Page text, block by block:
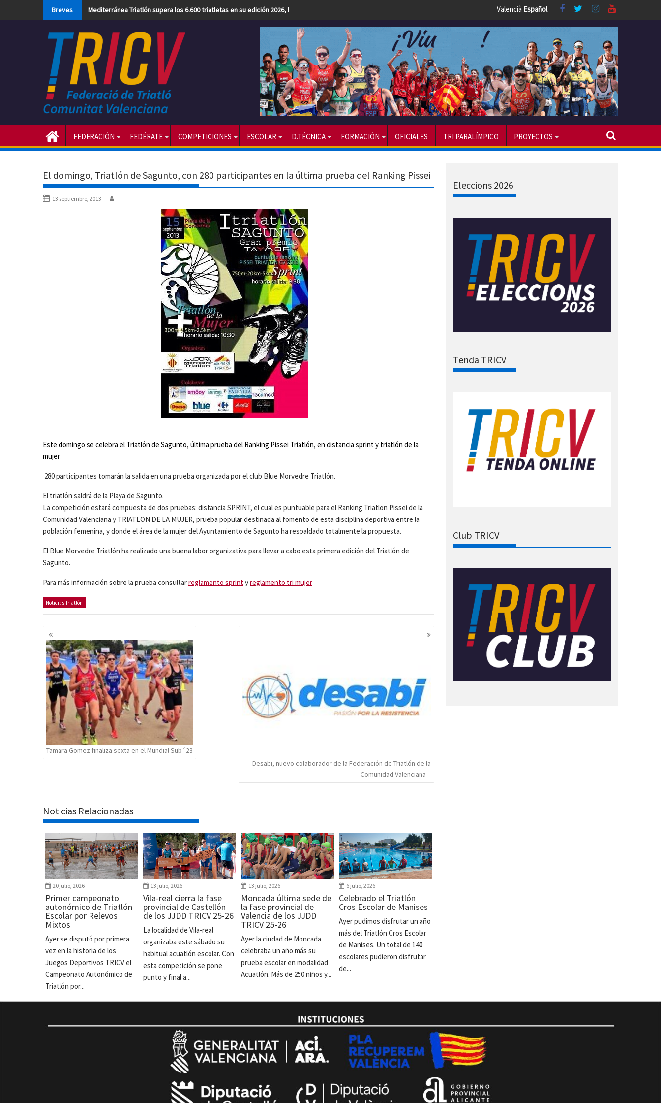
Breves Mediterránea Triatlón supera los 6.600 triatletas en su edición 2026, la más numerosa hasta la fecha Valencià Español
FEDERACIÓN FEDÉRATE COMPETICIONES ESCOLAR D.TÉCNICA FORMACIÓN OFICIALES TRI PARALÍMPICO PROYECTOS
El domingo, Triatlón de Sagunto, con 280 participantes en la última prueba del Ranking Pissei
13 septiembre, 2013
Este domingo se celebra el Triatlón de Sagunto, última prueba del Ranking Pissei Triatlón, en distancia sprint y triatlón de la
mujer.
280 participantes tomarán la salida en una prueba organizada por el club Blue Morvedre Triatlón.
El triatlón saldrá de la Playa de Sagunto.
La competición estará compuesta de dos pruebas: distancia SPRINT, el cual es puntuable para el Ranking Triatlon Pissei de la
Comunidad Valenciana y TRIATLON DE LA MUJER, prueba popular destinada al fomento de esta disciplina deportiva entre la
población femenina, y donde el área de la mujer del Ayuntamiento de Sagunto ha respaldado totalmente la propuesta.
El Blue Morvedre Triatlón ha realizado una buena labor organizativa para llevar a cabo esta primera edición del Triatlón de
Sagunto.
Para más información sobre la prueba consultarreglamento sprintyreglamento tri mujer
Noticias Triatlón
Navegación
de
entradas
Tamara Gomez finaliza sexta en el Mundial Sub´23
Desabi, nuevo colaborador de la Federación de Triatlón de la
Comunidad Valenciana
Noticias Relacionadas
20 julio, 2026
Primer campeonato
autonómico de Triatlón
Escolar por Relevos
Mixtos
Ayer se disputó por primera
vez en la historia de los
Juegos Deportivos TRICV el
Campeonato Autonómico de
Triatlón por...
13 julio, 2026
Vila-real cierra la fase
provincial de Castellón
de los JJDD TRICV 25-26
La localidad de Vila-real
organizaba este sábado su
habitual acuatlón escolar. Con
esta competición se pone
punto y final a...
13 julio, 2026
Moncada última sede de
la fase provincial de
Valencia de los JJDD
TRICV 25-26
Ayer la ciudad de Moncada
celebraba un año más su
prueba escolar en modalidad
Acuatlón. Más de 250 niños y...
6 julio, 2026
Celebrado el Triatlón
Cros Escolar de Manises
Ayer pudimos disfrutar un año
más del Triatlón Cros Escolar
de Manises. Un total de 140
escolares pudieron disfrutar
de...
Eleccions 2026
Tenda TRICV
Club TRICV